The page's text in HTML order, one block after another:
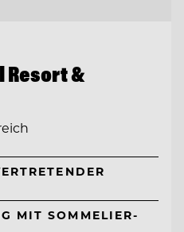
Resort &
MIT SOMMELIER-